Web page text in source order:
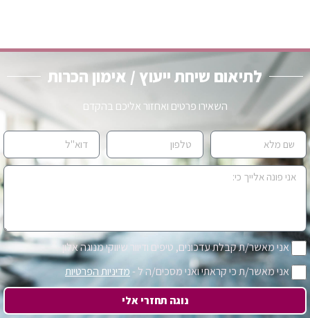
לתיאום שיחת ייעוץ / אימון הכרות
השאירו פרטים ואחזור אליכם בהקדם
אני מאשר/ת קבלת עדכונים, טיפים ודיוור שיווקי מנוגה אלון
אני מאשר/ת כי קראתי ואני מסכים/ה ל -מדיניות הפרטיות
נוגה תחזרי אלי